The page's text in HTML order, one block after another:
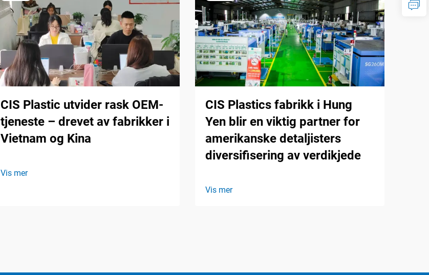
CIS Plastic utvider rask OEM-
tjeneste – drevet av fabrikker i
Vietnam og Kina
Vis mer
CIS Plastics fabrikk i Hung
Yen blir en viktig partner for
amerikanske detaljisters
diversifisering av verdikjede
Vis mer